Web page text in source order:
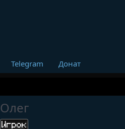
Telegram Донат
Олег
Игрок